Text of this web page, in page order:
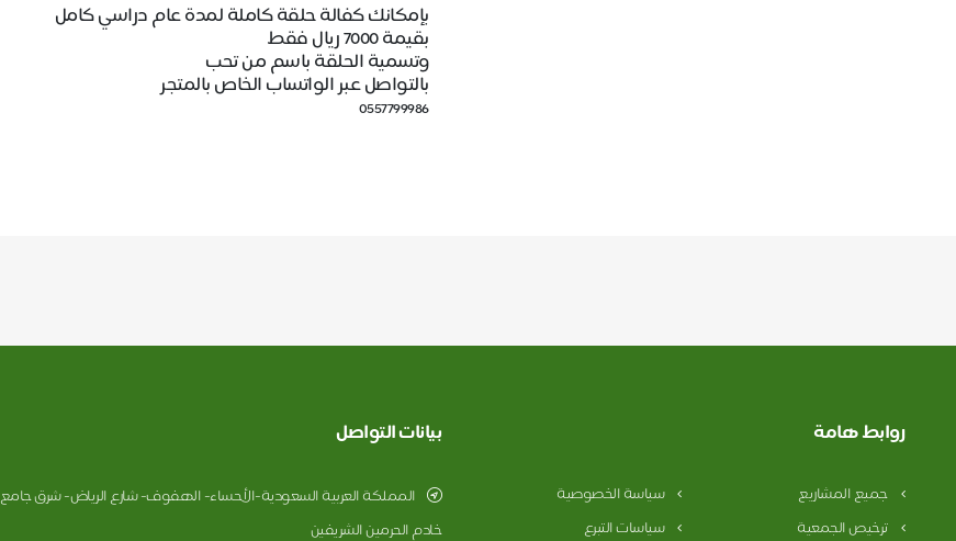
بإمكانك كفالة حلقة كاملة لمدة عام دراسي كامل
بقيمة 7000 ريال فقط
وتسمية الحلقة باسم من تحب
بالتواصل عبر الواتساب الخاص بالمتجر
0557799986
روابط هامة
جميع المشاريع
سياسة الخصوصية
ترخيص الجمعية
سياسات التبرع
بيانات التواصل
المملكة العربية السعودية-الأحساء- الهفوف- شارع الرياض- شرق جامع
خادم الحرمين الشريفين